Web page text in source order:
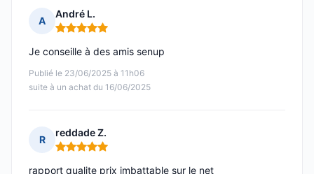
A
André L.
Note : 5 sur 5
Publié le 23/06/2025 à 11h06
suite à un achat du 16/06/2025
Je conseille à des amis senup
R
reddade Z.
Note : 5 sur 5
rapport qualite prix imbattable sur le net